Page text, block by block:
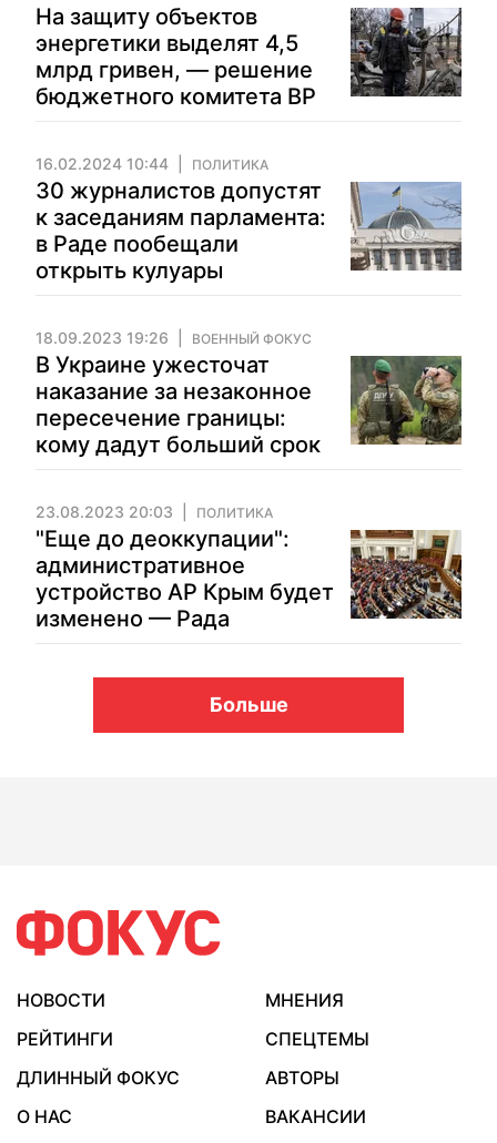
На защиту объектов
энергетики выделят 4,5
млрд гривен, — решение
бюджетного комитета ВР
16.02.2024 10:44 ПОЛИТИКА
30 журналистов допустят
к заседаниям парламента:
в Раде пообещали
открыть кулуары
18.09.2023 19:26 ВОЕННЫЙ ФОКУС
В Украине ужесточат
наказание за незаконное
пересечение границы:
кому дадут больший срок
23.08.2023 20:03 ПОЛИТИКА
"Еще до деоккупации":
административное
устройство АР Крым будет
изменено — Рада
Больше
НОВОСТИ
МНЕНИЯ
РЕЙТИНГИ
СПЕЦТЕМЫ
ДЛИННЫЙ ФОКУС
АВТОРЫ
О НАС
ВАКАНСИИ